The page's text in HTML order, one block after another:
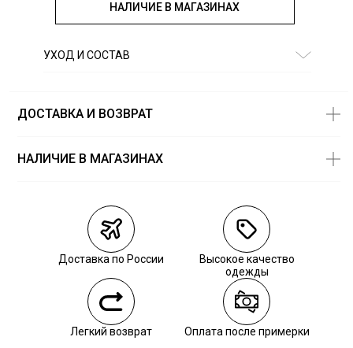
НАЛИЧИЕ В МАГАЗИНАХ
УХОД И СОСТАВ
ДОСТАВКА И ВОЗВРАТ
Курьерская доставка СДЭК
Самовывоз из пункта выдачи СДЭК
Самовывоз из наших магазинов
Курьерская доставка СДЭК
Самовывоз из пункта выдачи СДЭК
НАЛИЧИЕ В МАГАЗИНАХ
Доставка по России
Высокое качество
одежды
Легкий возврат Оплата после примерки